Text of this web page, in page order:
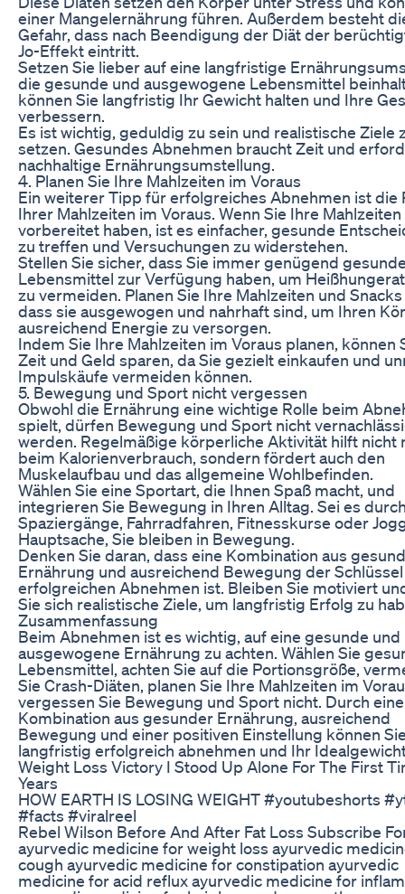
einer Mangelernährung führen. Außerdem besteht
Gefahr, dass nach Beendigung der Diät der
Jo-Effekt eintritt.
Setzen Sie lieber auf eine langfristige
die gesunde und ausgewogene Lebensmittel
können Sie langfristig Ihr Gewicht halten und Ihre
verbessern.
Es ist wichtig, geduldig zu sein und realistische Ziele
setzen. Gesundes Abnehmen braucht Zeit und
nachhaltige Ernährungsumstellung.
4. Planen Sie Ihre Mahlzeiten im Voraus
Ein weiterer Tipp für erfolgreiches Abnehmen ist die
Ihrer Mahlzeiten im Voraus. Wenn Sie Ihre Mahlzeiten
vorbereitet haben, ist es einfacher, gesunde
zu treffen und Versuchungen zu widerstehen.
Stellen Sie sicher, dass Sie immer genügend
Lebensmittel zur Verfügung haben, um
zu vermeiden. Planen Sie Ihre Mahlzeiten und Snacks
dass sie ausgewogen und nahrhaft sind, um Ihren
ausreichend Energie zu versorgen.
Indem Sie Ihre Mahlzeiten im Voraus planen, können
Zeit und Geld sparen, da Sie gezielt einkaufen und
Impulskäufe vermeiden können.
5. Bewegung und Sport nicht vergessen
Obwohl die Ernährung eine wichtige Rolle beim
spielt, dürfen Bewegung und Sport nicht
werden. Regelmäßige körperliche Aktivität hilft nicht
beim Kalorienverbrauch, sondern fördert auch den
Muskelaufbau und das allgemeine Wohlbefinden.
Wählen Sie eine Sportart, die Ihnen Spaß macht, und
integrieren Sie Bewegung in Ihren Alltag. Sei es
Spaziergänge, Fahrradfahren, Fitnesskurse oder
Hauptsache, Sie bleiben in Bewegung.
Denken Sie daran, dass eine Kombination aus
Ernährung und ausreichend Bewegung der
erfolgreichen Abnehmen ist. Bleiben Sie motiviert
Sie sich realistische Ziele, um langfristig Erfolg zu
Zusammenfassung
Beim Abnehmen ist es wichtig, auf eine gesunde und
ausgewogene Ernährung zu achten. Wählen Sie
Lebensmittel, achten Sie auf die Portionsgröße,
Sie Crash-Diäten, planen Sie Ihre Mahlzeiten im
vergessen Sie Bewegung und Sport nicht. Durch eine
Kombination aus gesunder Ernährung, ausreichend
Bewegung und einer positiven Einstellung können
langfristig erfolgreich abnehmen und Ihr
Weight Loss Victory I Stood Up Alone For The First
Years
HOW EARTH IS LOSING WEIGHT #youtubeshorts
#facts #viralreel
Rebel Wilson Before And After Fat Loss Subscribe
ayurvedic medicine for weight loss ayurvedic
cough ayurvedic medicine for constipation ayurvedic
medicine for acid reflux ayurvedic medicine for